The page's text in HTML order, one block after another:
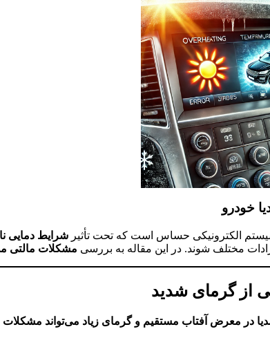
خودرو
الکترونیکی حساس است که تحت تأثیر شرایط دمایی
مختلف شوند. در این مقاله به بررسی مشکلات مالتی
در معرض آفتاب مستقیم و گرمای زیاد می‌تواند مشکلات